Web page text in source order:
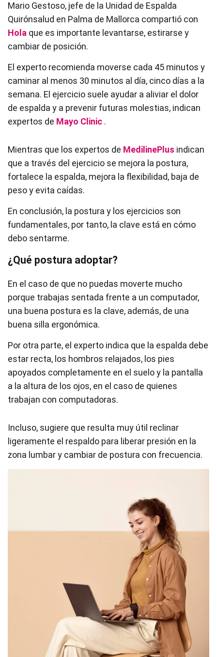
Mario Gestoso, jefe de la Unidad de Espalda
Quirónsalud en Palma de Mallorca compartió con
Hola que es importante levantarse, estirarse y
cambiar de posición.
El experto recomienda moverse cada 45 minutos y
caminar al menos 30 minutos al día, cinco días a la
semana. El ejercicio suele ayudar a aliviar el dolor
de espalda y a prevenir futuras molestias, indican
expertos de Mayo Clinic .
Mientras que los expertos de MedilinePlus indican
que a través del ejercicio se mejora la postura,
fortalece la espalda, mejora la flexibilidad, baja de
peso y evita caídas.
En conclusión, la postura y los ejercicios son
fundamentales, por tanto, la clave está en cómo
debo sentarme.
¿Qué postura adoptar?
En el caso de que no puedas moverte mucho
porque trabajas sentada frente a un computador,
una buena postura es la clave, además, de una
buena silla ergonómica.
Por otra parte, el experto indica que la espalda debe
estar recta, los hombros relajados, los pies
apoyados completamente en el suelo y la pantalla
a la altura de los ojos, en el caso de quienes
trabajan con computadoras.
Incluso, sugiere que resulta muy útil reclinar
ligeramente el respaldo para liberar presión en la
zona lumbar y cambiar de postura con frecuencia.